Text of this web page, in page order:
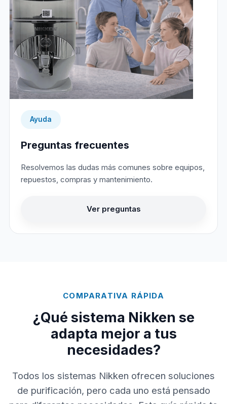
Ayuda
Preguntas frecuentes
Resolvemos las dudas más comunes sobre equipos,
repuestos, compras y mantenimiento.
Ver preguntas
COMPARATIVA RÁPIDA
¿Qué sistema Nikken se
adapta mejor a tus
necesidades?
Todos los sistemas Nikken ofrecen soluciones
de purificación, pero cada uno está pensado